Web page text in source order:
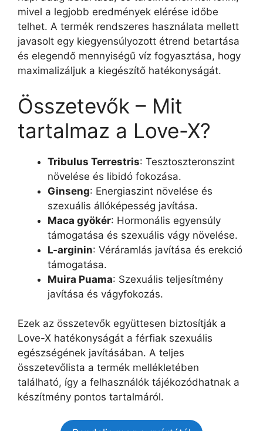
mivel a legjobb eredmények elérése időbe
telhet. A termék rendszeres használata mellett
javasolt egy kiegyensúlyozott étrend betartása
és elegendő mennyiségű víz fogyasztása, hogy
maximalizáljuk a kiegészítő hatékonyságát.
Összetevők – Mit
tartalmaz a Love-X?
Tribulus Terrestris: Tesztoszteronszint
növelése és libidó fokozása.
Ginseng: Energiaszint növelése és
szexuális állóképesség javítása.
Maca gyökér: Hormonális egyensúly
támogatása és szexuális vágy növelése.
L-arginin: Véráramlás javítása és erekció
támogatása.
Muira Puama: Szexuális teljesítmény
javítása és vágyfokozás.
Ezek az összetevők együttesen biztosítják a
Love-X hatékonyságát a férfiak szexuális
egészségének javításában. A teljes
összetevőlista a termék mellékletében
található, így a felhasználók tájékozódhatnak a
készítmény pontos tartalmáról.